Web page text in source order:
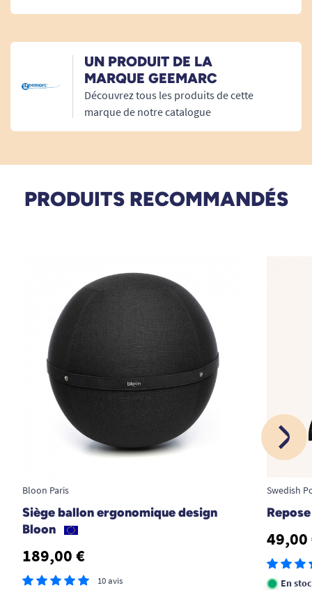
08/05/2021
Rirn a redire. conforme aux attentes. frappe energique
A. Anonymous
30/07/2020
A. Anonymous
Bon rapport qualité prix
A. Anonymous
1 2
UN PRODUIT DE LA
MARQUE GEEMARC
Découvrez tous les produits de cette
marque de notre catalogue
PRODUITS RECOMMANDÉS
Bloon Paris
Siège ballon ergonomique design
Bloon
189,00 €
10 avis
Swedish
49,00
En